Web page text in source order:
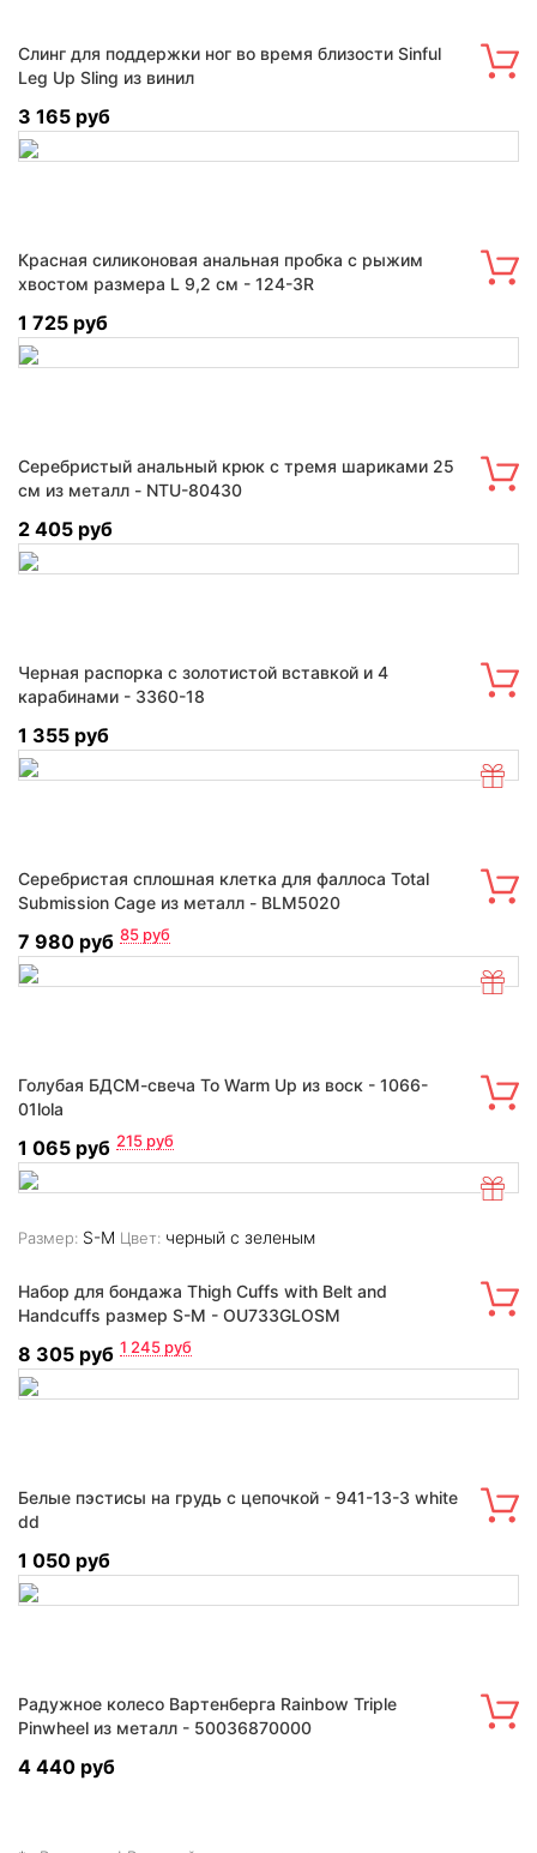
Слинг для поддержки ног во время близости Sinful
Leg Up Sling из винил
3 165 руб
Красная силиконовая анальная пробка с рыжим
хвостом размера L 9,2 см - 124-3R
1 725 руб
Серебристый анальный крюк с тремя шариками 25
см из металл - NTU-80430
2 405 руб
Черная распорка с золотистой вставкой и 4
карабинами - 3360-18
1 355 руб
Серебристая сплошная клетка для фаллоса Total
Submission Cage из металл - BLM5020
7 980 руб 85 руб
Голубая БДСМ-свеча To Warm Up из воск - 1066-
01lola
1 065 руб 215 руб
Размер: S-M Цвет: черный с зеленым
Набор для бондажа Thigh Cuffs with Belt and
Handcuffs размер S-M - OU733GLOSM
8 305 руб 1 245 руб
Белые пэстисы на грудь с цепочкой - 941-13-3 white
dd
1 050 руб
Радужное колесо Вартенберга Rainbow Triple
Pinwheel из металл - 50036870000
4 440 руб